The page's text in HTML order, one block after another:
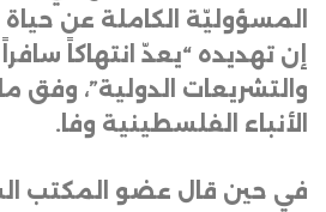
المسؤوليّة الكاملة عن حياة
إن تهديده “يعدّ انتهاكاً
والتشريعات الدولية”، وفق
الأنباء الفلسطينية وفا .
في حين قال عضو المكتب